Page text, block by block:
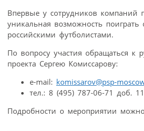
Впервые у сотрудников компаний
уникальная возможность поиграть
российскими футболистами.
По вопросу участия обращаться к
проекта Сергею Комиссарову:
e-mail: komissarov@psp-
тел.: 8 (495) 787-06-71 доб.
Подробности о мероприятии